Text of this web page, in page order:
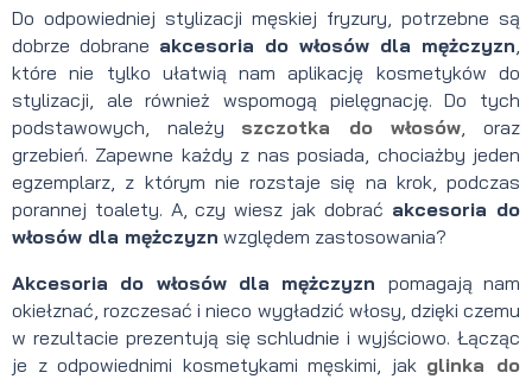
Do odpowiedniej stylizacji męskiej fryzury, potrzebne są
dobrze dobrane akcesoria do włosów dla mężczyzn,
które nie tylko ułatwią nam aplikację kosmetyków do
stylizacji, ale również wspomogą pielęgnację. Do tych
podstawowych, należy szczotka do włosów, oraz
grzebień. Zapewne każdy z nas posiada, chociażby jeden
egzemplarz, z którym nie rozstaje się na krok, podczas
porannej toalety. A, czy wiesz jak dobrać akcesoria do
włosów dla mężczyzn względem zastosowania?
Akcesoria do włosów dla mężczyzn pomagają nam
okiełznać, rozczesać i nieco wygładzić włosy, dzięki czemu
w rezultacie prezentują się schludnie i wyjściowo. Łącząc
je z odpowiednimi kosmetykami męskimi, jak glinka do